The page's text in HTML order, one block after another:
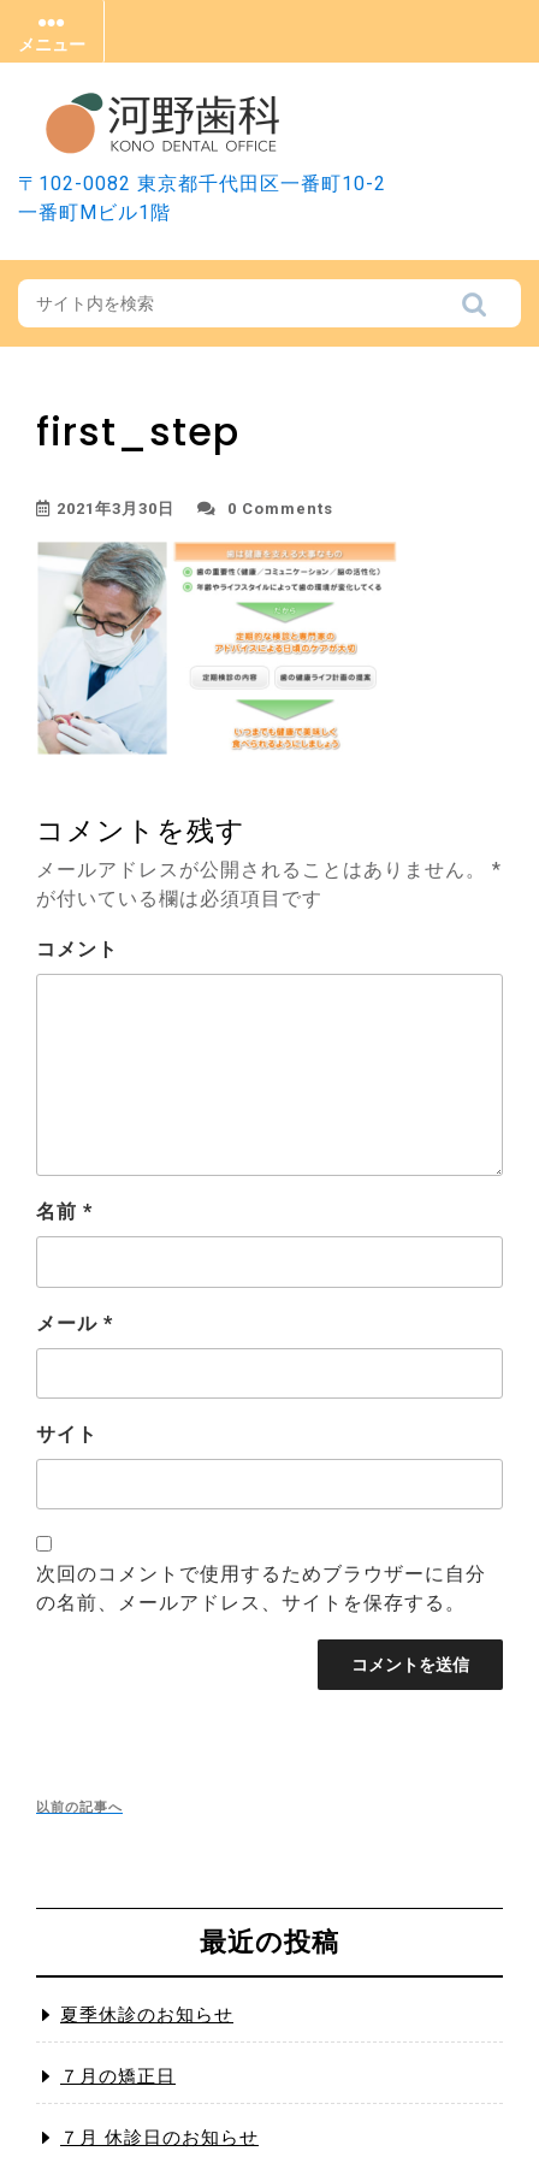
content
メニュー
メ
ニ
ュ
ー
〒102-0082 東京都千代田区一番町10-2
一番町Mビル1階
first_step
2021年3月30日 0 Comments
コメントを残す
メールアドレスが公開されることはありません。
*
が付いている欄は必須項目です
コメント
名前 *
メール *
サイト
次回のコメントで使用するためブラウザーに自分
の名前、メールアドレス、サイトを保存する。
稿
ー
ン
以
以前の記事へ
最近の投稿
夏季休診のお知らせ
７月の矯正日
７月 休診日のお知らせ